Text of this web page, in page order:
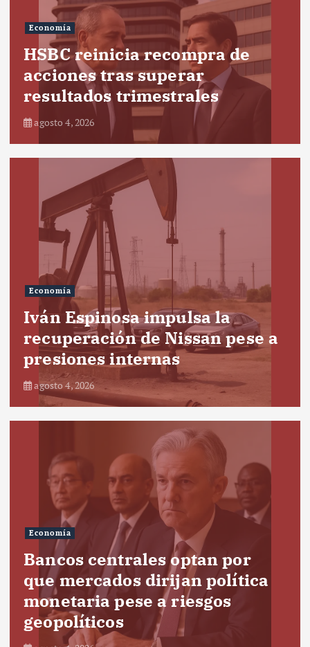
Economía
HSBC reinicia recompra de
acciones tras superar
resultados trimestrales
agosto 4, 2026
Economía
Iván Espinosa impulsa la
recuperación de Nissan pese a
presiones internas
agosto 4, 2026
Economía
Bancos centrales optan por
que mercados dirijan política
monetaria pese a riesgos
geopolíticos